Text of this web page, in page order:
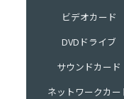
ビデオカード
DVDドライブ
サウンドカード
ネットワークカー